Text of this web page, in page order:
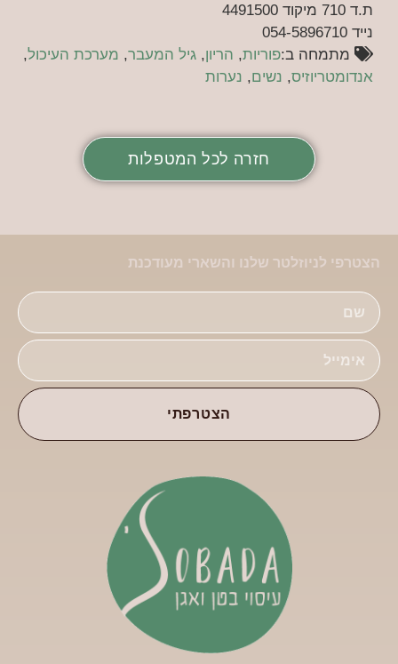
ת.ד 710 מיקוד 4491500
נייד 054-5896710
מתמחה ב:פוריות, הריון,גיל המעבר, מערכת העיכול,
אנדומטריוזיס, נשים, נערות
חזרה לכל המטפלות
הצטרפי לניוזלטר שלנו והשארי מעודכנת
הצטרפתי